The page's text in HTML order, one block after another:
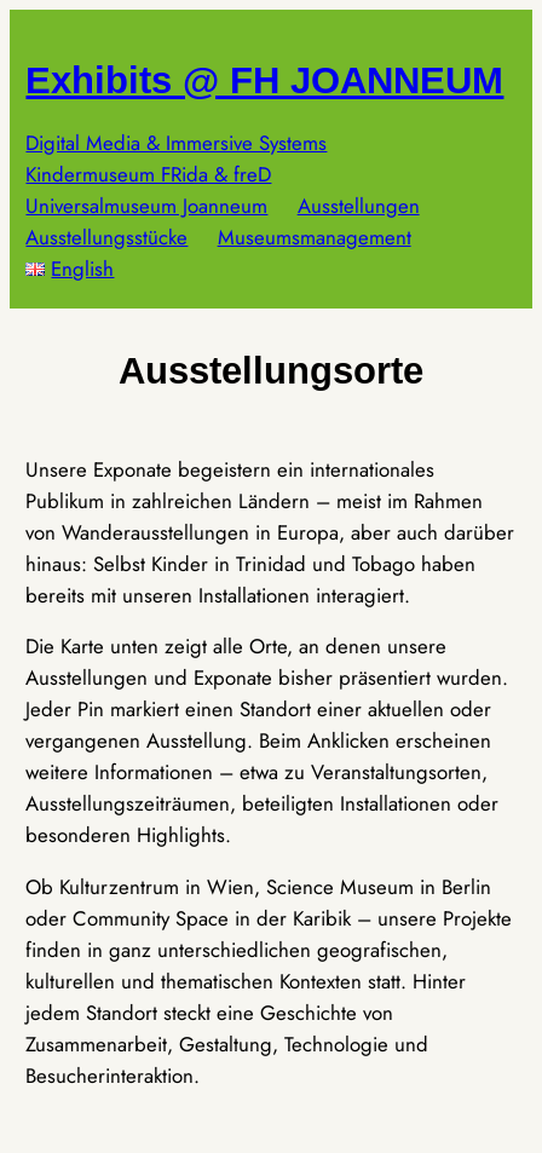
springen
Exhibits @ FH JOANNEUM
Digital Media & Immersive Systems
Kindermuseum FRida & freD
Universalmuseum Joanneum
Ausstellungen
Ausstellungsstücke
Museumsmanagement
English
Ausstellungsorte
Unsere Exponate begeistern ein internationales
Publikum in zahlreichen Ländern – meist im Rahmen
von Wanderausstellungen in Europa, aber auch darüber
hinaus: Selbst Kinder in Trinidad und Tobago haben
bereits mit unseren Installationen interagiert.
Die Karte unten zeigt alle Orte, an denen unsere
Ausstellungen und Exponate bisher präsentiert wurden.
Jeder Pin markiert einen Standort einer aktuellen oder
vergangenen Ausstellung. Beim Anklicken erscheinen
weitere Informationen – etwa zu Veranstaltungsorten,
Ausstellungszeiträumen, beteiligten Installationen oder
besonderen Highlights.
Ob Kulturzentrum in Wien, Science Museum in Berlin
oder Community Space in der Karibik – unsere Projekte
finden in ganz unterschiedlichen geografischen,
kulturellen und thematischen Kontexten statt. Hinter
jedem Standort steckt eine Geschichte von
Zusammenarbeit, Gestaltung, Technologie und
Besucherinteraktion.